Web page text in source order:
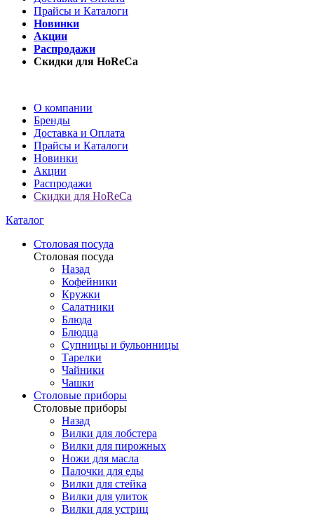
Прайсы и Каталоги
Новинки
Акции
Распродажи
Скидки для HoReCa
О компании
Бренды
Доставка и Оплата
Прайсы и Каталоги
Новинки
Акции
Распродажи
Скидки для HoReCa
Каталог
Столовая посуда
Столовая посуда
Назад
Кофейники
Кружки
Салатники
Блюда
Блюдца
Супницы и бульонницы
Тарелки
Чайники
Чашки
Cтоловые приборы
Cтоловые приборы
Назад
Вилки для лобстера
Вилки для пирожных
Ножи для масла
Палочки для еды
Вилки для стейка
Вилки для улиток
Вилки для устриц